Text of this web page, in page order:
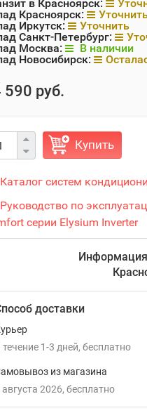
в Красноярск:
Красноярск:
Иркутск:
Уточнить
Санкт-Петербург:
Москва:
В наличии
Новосибирск:
590 руб.
Купить
Каталог систем
Руководство по
серии Elysium Inverter
доставки
течение 1-3 дней Бесплатно
из магазина
августа 2026
Бесплатно